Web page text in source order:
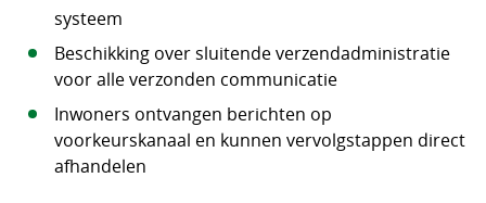
systeem
Beschikking over sluitende verzendadministratie
voor alle verzonden communicatie
Inwoners ontvangen berichten op
voorkeurskanaal en kunnen vervolgstappen direct
afhandelen